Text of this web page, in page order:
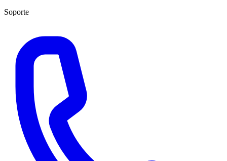
Soporte